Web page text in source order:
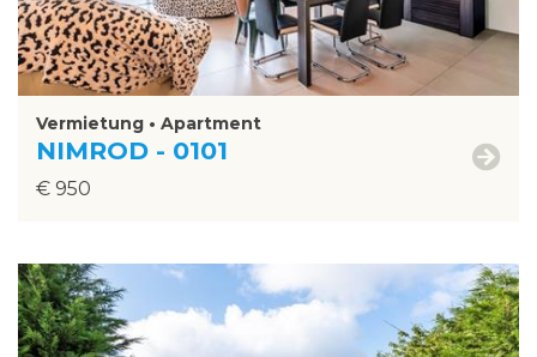
Vermietung • Apartment
NIMROD - 0101
€ 950